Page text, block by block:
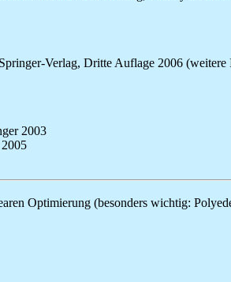
Verlag, Dritte Auflage 2006 (weitere
2003
Optimierung (besonders wichtig: